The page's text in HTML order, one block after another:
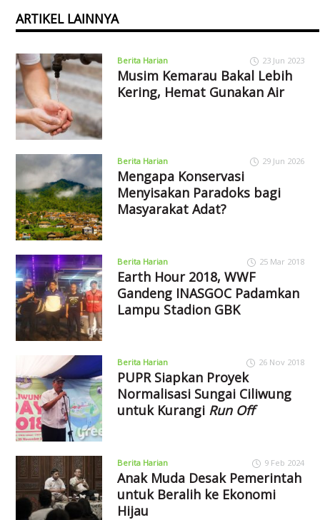
ARTIKEL LAINNYA
Berita Harian 23 Jun 2023
Musim Kemarau Bakal Lebih
Kering, Hemat Gunakan Air
Berita Harian 29 Jun 2026
Mengapa Konservasi
Menyisakan Paradoks bagi
Masyarakat Adat?
Berita Harian 25 Mar 2018
Earth Hour 2018, WWF
Gandeng INASGOC Padamkan
Lampu Stadion GBK
Berita Harian 26 Nov 2018
PUPR Siapkan Proyek
Normalisasi Sungai Ciliwung
untuk Kurangi Run Off
Berita Harian 9 Feb 2024
Anak Muda Desak Pemerintah
untuk Beralih ke Ekonomi
Hijau